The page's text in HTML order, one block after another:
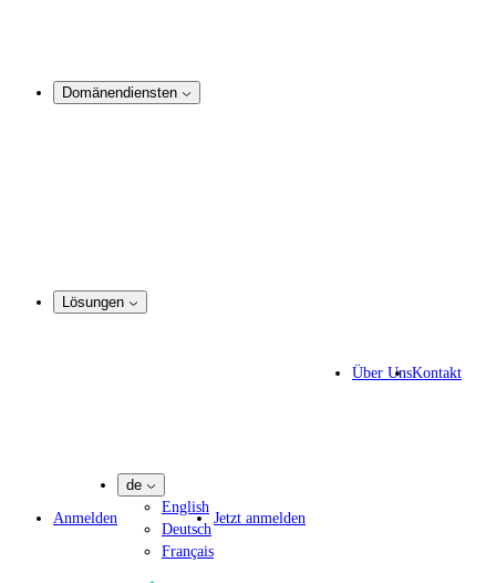
Domänendiensten
Lösungen
Über UnsKontakt
Anmelden
de
English
Deutsch
Français
Jetzt anmelden